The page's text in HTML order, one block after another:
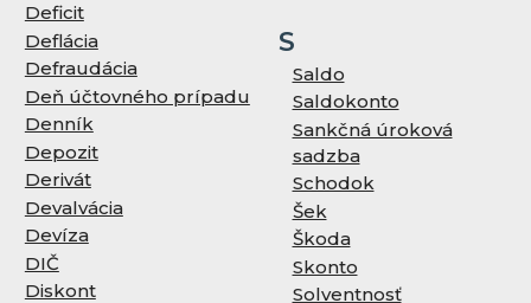
Deficit
Deflácia
Defraudácia
Deň účtovného prípadu
Denník
Depozit
Derivát
Devalvácia
Devíza
DIČ
Diskont
S
Saldo
Saldokonto
Sankčná úroková
sadzba
Schodok
Šek
Škoda
Skonto
Solventnosť